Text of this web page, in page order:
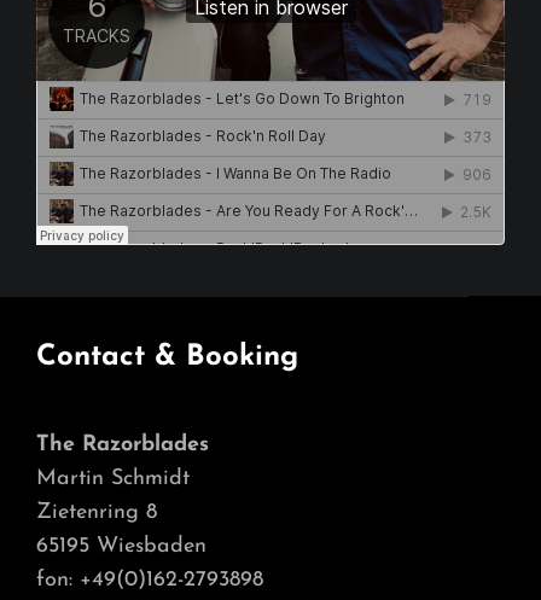
Contact & Booking
The Razorblades
Martin Schmidt
Zietenring 8
65195 Wiesbaden
fon: +49(0)162-2793898